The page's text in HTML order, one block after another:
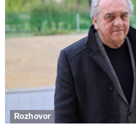
Rozhovor